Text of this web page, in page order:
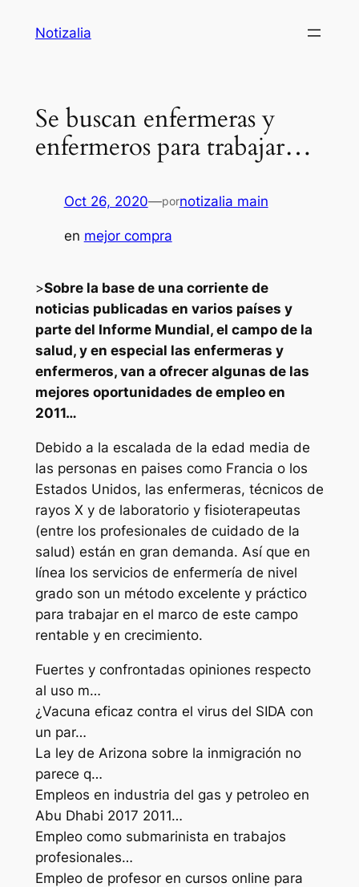
Notizalia
Se buscan enfermeras y
enfermeros para trabajar…
Oct 26, 2020—pornotizalia main
en mejor compra
>Sobre la base de una corriente de
noticias publicadas en varios países y
parte del Informe Mundial, el campo de la
salud, y en especial las enfermeras y
enfermeros, van a ofrecer algunas de las
mejores oportunidades de empleo en
2011…
Debido a la escalada de la edad media de
las personas en paises como Francia o los
Estados Unidos, las enfermeras, técnicos de
rayos X y de laboratorio y fisioterapeutas
(entre los profesionales de cuidado de la
salud) están en gran demanda. Así que en
línea los servicios de enfermería de nivel
grado son un método excelente y práctico
para trabajar en el marco de este campo
rentable y en crecimiento.
Fuertes y confrontadas opiniones respecto
al uso m…
¿Vacuna eficaz contra el virus del SIDA con
un par…
La ley de Arizona sobre la inmigración no
parece q…
Empleos en industria del gas y petroleo en
Abu Dhabi 2017 2011…
Empleo como submarinista en trabajos
profesionales…
Empleo de profesor en cursos online para